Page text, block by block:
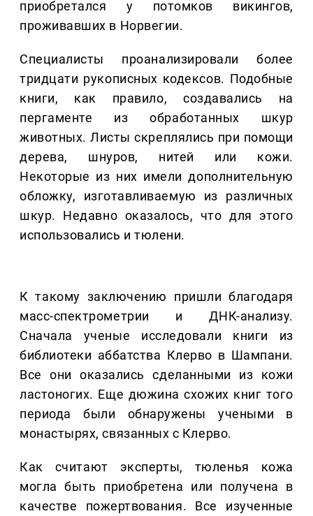
приобретался у потомков викингов,
проживавших в Норвегии.
Специалисты проанализировали более
тридцати рукописных кодексов. Подобные
книги, как правило, создавались на
пергаменте из обработанных шкур
животных. Листы скреплялись при помощи
дерева, шнуров, нитей или кожи.
Некоторые из них имели дополнительную
обложку, изготавливаемую из различных
шкур. Недавно оказалось, что для этого
использовались и тюлени.
К такому заключению пришли благодаря
масс-спектрометрии и ДНК-анализу.
Сначала ученые исследовали книги из
библиотеки аббатства Клерво в Шампани.
Все они оказались сделанными из кожи
ластоногих. Еще дюжина схожих книг того
периода были обнаружены учеными в
монастырях, связанных с Клерво.
Как считают эксперты, тюленья кожа
могла быть приобретена или получена в
качестве пожертвования. Все изученные